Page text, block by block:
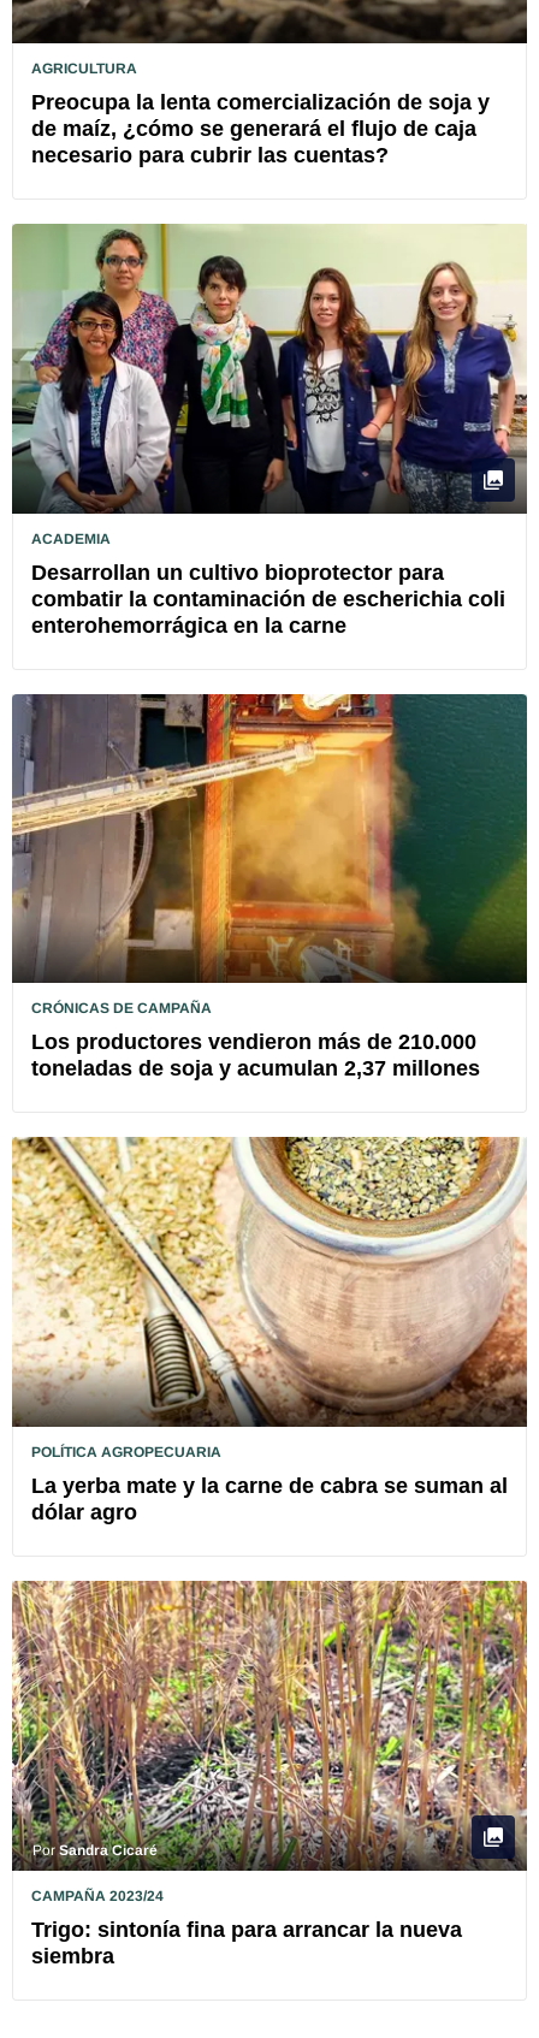
AGRICULTURA
Preocupa la lenta comercialización de soja y
de maíz, ¿cómo se generará el flujo de caja
necesario para cubrir las cuentas?
ACADEMIA
Desarrollan un cultivo bioprotector para
combatir la contaminación de escherichia coli
enterohemorrágica en la carne
CRÓNICAS DE CAMPAÑA
Los productores vendieron más de 210.000
toneladas de soja y acumulan 2,37 millones
POLÍTICA AGROPECUARIA
La yerba mate y la carne de cabra se suman al
dólar agro
PorSandra Cicaré
CAMPAÑA 2023/24
Trigo: sintonía fina para arrancar la nueva
siembra